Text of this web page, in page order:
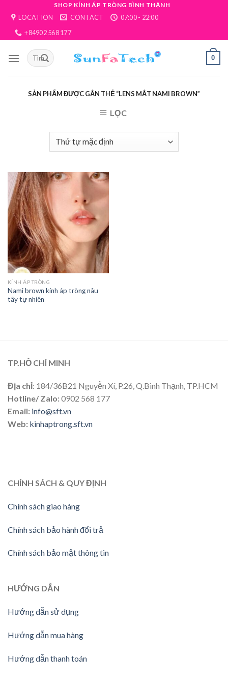
content
SHOP KÍNH ÁP TRÒNG BÌNH THẠNH
LOCATION CONTACT
07:00 - 22:00
+84902 568 177
0
SẢN PHẨM ĐƯỢC GẮN THẺ “LENS MẮT NAMI BROWN”
LỌC
KÍNH ÁP TRÒNG
Nami brown kính áp tròng nâu
tây tự nhiên
TP.HỒ CHÍ MINH
Địa chỉ: 184/36B21 Nguyễn Xí, P.26, Q.Bình Thạnh, TP.HCM
Hotline/ Zalo:0902 568 177
Email: info@sft.vn
Web: kinhaptrong.sft.vn
CHÍNH SÁCH & QUY ĐỊNH
Chính sách giao hàng
Chính sách bảo hành đổi trả
Chính sách bảo mật thông tin
HƯỚNG DẪN
Hướng dẫn sử dụng
Hướng dẫn mua hàng
Hướng dẫn thanh toán